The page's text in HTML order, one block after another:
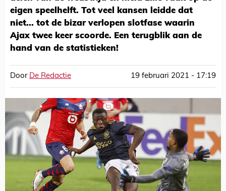
eigen speelhelft. Tot veel kansen leidde dat
niet... tot de bizar verlopen slotfase waarin
Ajax twee keer scoorde. Een terugblik aan de
hand van de statistieken!
Door De Redactie 19 februari 2021 - 17:19